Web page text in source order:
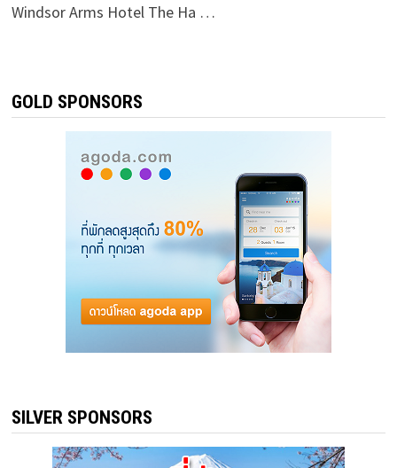
Windsor Arms Hotel The Ha …
GOLD SPONSORS
SILVER SPONSORS